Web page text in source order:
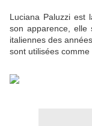
Luciana Paluzzi est
son apparence, elle
italiennes des
sont utilisées